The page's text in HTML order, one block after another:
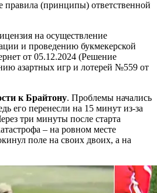
правила (принципы) ответственной
на осуществление
и проведению букмекерской
от 05.12.2024 (Решение
азартных игр и лотерей №559 от
к Брайтону. Проблемы начались
его перенесли на 15 минут из-за
три минуты после старта
– на ровном месте
поле на своих двоих, а на